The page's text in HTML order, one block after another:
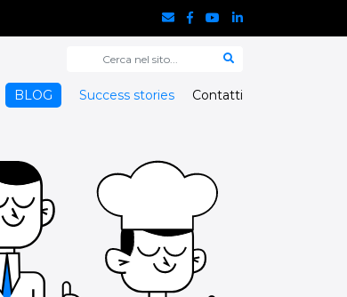
BLOG Success stories Contatti